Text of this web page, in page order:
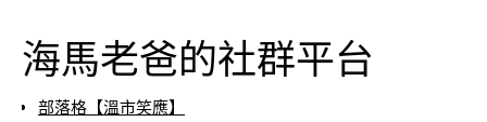
海馬老爸的社群平台
部落格【溫市笑應】